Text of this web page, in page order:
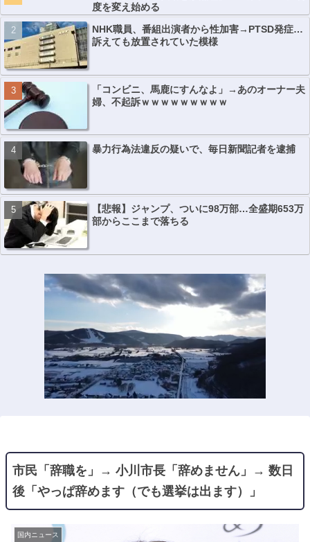
度を変え始める
NHK職員、番組出演者から性加害→PTSD発症…
訴えても放置されていた模様
「コンビニ、馬鹿にすんなよ」→あのオーナー夫
婦、不起訴ｗｗｗｗｗｗｗｗｗ
暴力行為法違反の疑いで、毎日新聞記者を逮捕
【悲報】ジャンプ、ついに98万部…全盛期653万
部からここまで落ちる
市民「辞職を」→ 小川市長「辞めません」→ 数日
後「やっぱ辞めます（でも選挙は出ます）」
国内ニュース